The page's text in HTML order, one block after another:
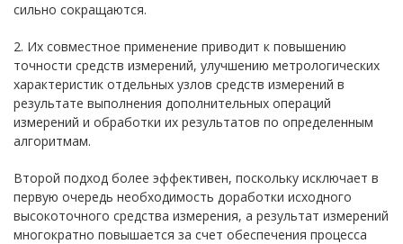
сильно сокращаются.
2. Их совместное применение приводит к повышению
точности средств измерений, улучшению метрологических
характеристик отдельных узлов средств измерений в
результате выполнения дополнительных операций
измерений и обработки их результатов по определенным
алгоритмам.
Второй подход более эффективен, поскольку исключает в
первую очередь необходимость доработки исходного
высокоточного средства измерения, а результат измерений
многократно повышается за счет обеспечения процесса